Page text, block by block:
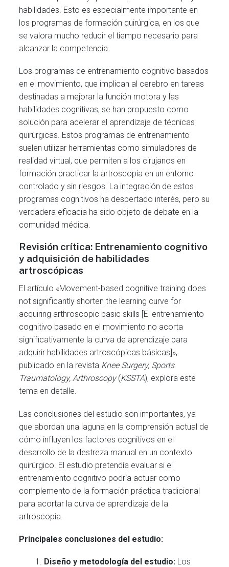
habilidades. Esto es especialmente importante en
los programas de formación quirúrgica, en los que
se valora mucho reducir el tiempo necesario para
alcanzar la competencia.
Los programas de entrenamiento cognitivo basados
en el movimiento, que implican al cerebro en tareas
destinadas a mejorar la función motora y las
habilidades cognitivas, se han propuesto como
solución para acelerar el aprendizaje de técnicas
quirúrgicas. Estos programas de entrenamiento
suelen utilizar herramientas como simuladores de
realidad virtual, que permiten a los cirujanos en
formación practicar la artroscopia en un entorno
controlado y sin riesgos. La integración de estos
programas cognitivos ha despertado interés, pero su
verdadera eficacia ha sido objeto de debate en la
comunidad médica.
Revisión crítica: Entrenamiento cognitivo
y adquisición de habilidades
artroscópicas
El artículo «Movement-based cognitive training does
not significantly shorten the learning curve for
acquiring arthroscopic basic skills [El entrenamiento
cognitivo basado en el movimiento no acorta
significativamente la curva de aprendizaje para
adquirir habilidades artroscópicas básicas]»,
publicado en la revista Knee Surgery, Sports
Traumatology, Arthroscopy(KSSTA), explora este
tema en detalle.
Las conclusiones del estudio son importantes, ya
que abordan una laguna en la comprensión actual de
cómo influyen los factores cognitivos en el
desarrollo de la destreza manual en un contexto
quirúrgico. El estudio pretendía evaluar si el
entrenamiento cognitivo podría actuar como
complemento de la formación práctica tradicional
para acortar la curva de aprendizaje de la
artroscopia.
Principales conclusiones del estudio:
Diseño y metodología del estudio: Los